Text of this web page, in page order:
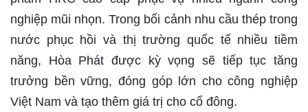
nghiệp mũi nhọn. Trong bối cảnh nhu cầu thép trong
nước phục hồi và thị trường quốc tế nhiều tiềm
năng, Hòa Phát được kỳ vọng sẽ tiếp tục tăng
trưởng bền vững, đóng góp lớn cho công nghiệp
Việt Nam và tạo thêm giá trị cho cổ đông.